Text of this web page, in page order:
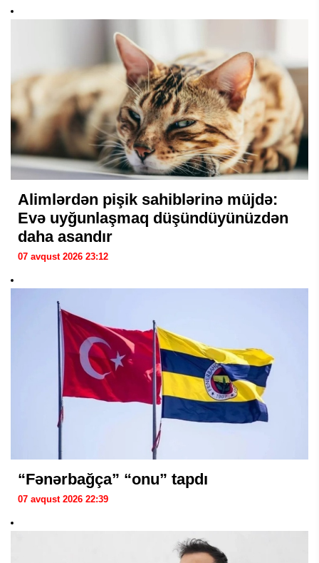
Alimlərdən pişik sahiblərinə müjdə:
Evə uyğunlaşmaq düşündüyünüzdən
daha asandır
07 avqust 2026 23:12
“Fənərbağça” “onu” tapdı
07 avqust 2026 22:39